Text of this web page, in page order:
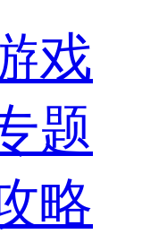
戏
题
略